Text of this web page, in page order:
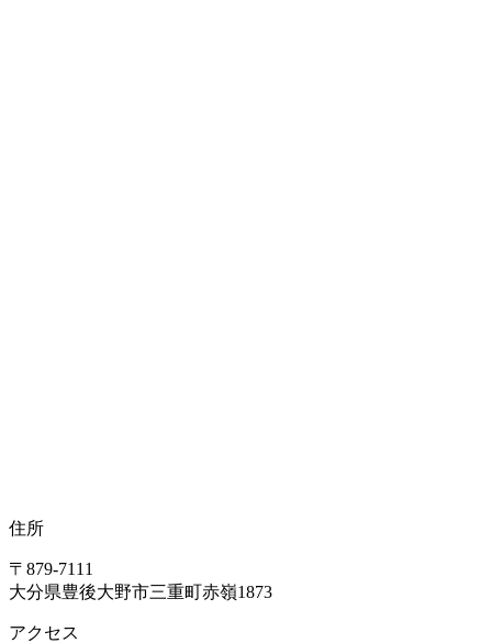
住所
〒879-7111
大分県豊後大野市三重町赤嶺1873
アクセス